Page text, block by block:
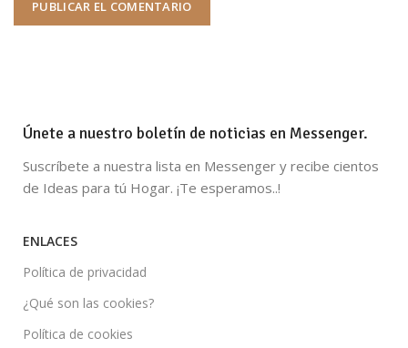
Únete a nuestro boletín de noticias en Messenger.
Suscríbete a nuestra lista en Messenger y recibe cientos
de Ideas para tú Hogar. ¡Te esperamos..!
ENLACES
Política de privacidad
¿Qué son las cookies?
Política de cookies